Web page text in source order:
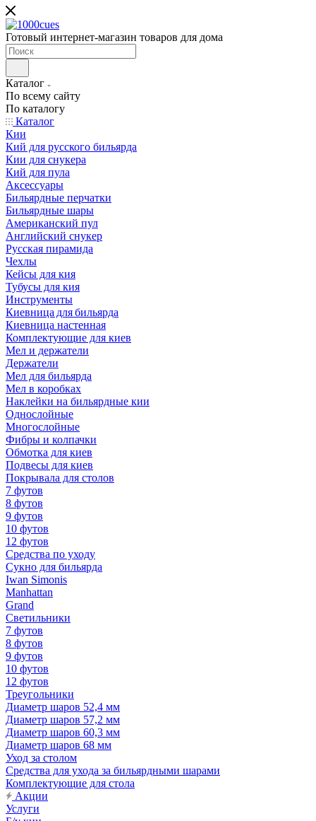
Готовый интернет-магазин товаров для дома
Каталог
По всему сайту
По каталогу
Каталог
Кии
Кий для русского бильярда
Кии для снукера
Кий для пула
Аксессуары
Бильярдные перчатки
Бильярдные шары
Американский пул
Английский снукер
Русская пирамида
Чехлы
Кейсы для кия
Тубусы для кия
Инструменты
Киевница для бильярда
Киевница настенная
Комплектующие для киев
Мел и держатели
Держатели
Мел для бильярда
Мел в коробках
Наклейки на бильярдные кии
Однослойные
Многослойные
Фибры и колпачки
Обмотка для киев
Подвесы для киев
Покрывала для столов
7 футов
8 футов
9 футов
10 футов
12 футов
Средства по уходу
Сукно для бильярда
Iwan Simonis
Manhattan
Grand
Светильники
7 футов
8 футов
9 футов
10 футов
12 футов
Треугольники
Диаметр шаров 52,4 мм
Диаметр шаров 57,2 мм
Диаметр шаров 60,3 мм
Диаметр шаров 68 мм
Уход за столом
Средства для ухода за бильярдными шарами
Комплектующие для стола
Акции
Услуги